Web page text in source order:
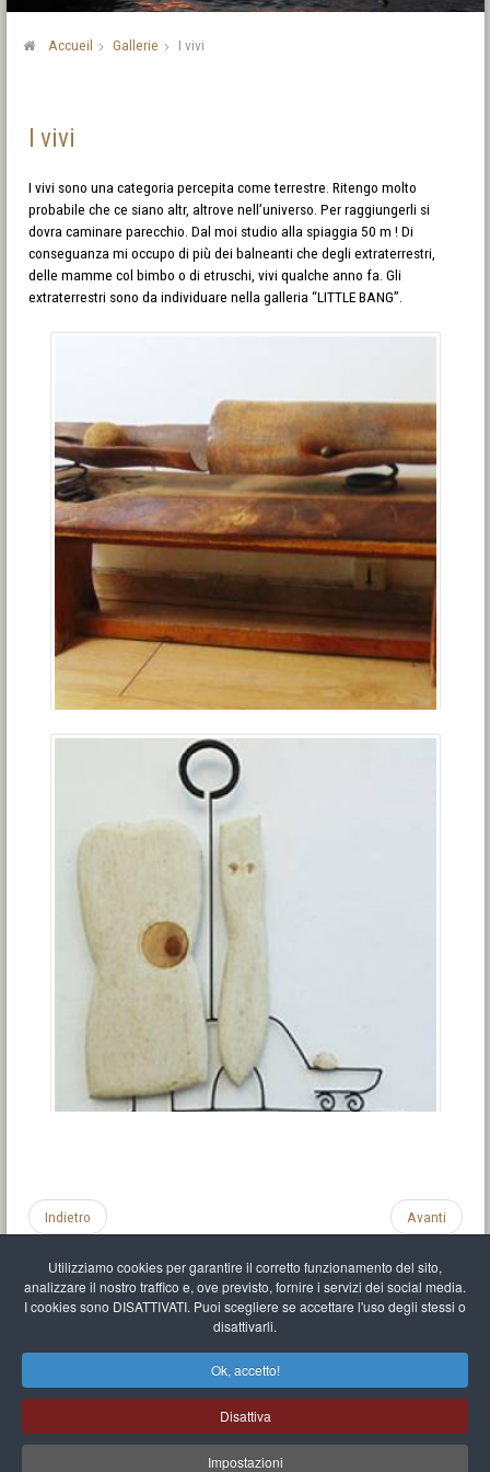
Utilizziamo cookies per garantire il corretto funzionamento del sito,
analizzare il nostro traffico e, ove previsto, fornire i servizi dei social media.
I cookies sono DISATTIVATI. Puoi scegliere se accettare l'uso degli stessi o
disattivarli.
Ok, accetto!
Disattiva
Impostazioni
Accueil Gallerie I vivi
I vivi
I vivi sono una categoria percepita come terrestre. Ritengo molto
probabile che ce siano altr, altrove nell’universo. Per raggiungerli si
dovra caminare parecchio. Dal moi studio alla spiaggia 50 m ! Di
conseguanza mi occupo di più dei balneanti che degli extraterrestri,
delle mamme col bimbo o di etruschi, vivi qualche anno fa. Gli
extraterrestri sono da individuare nella galleria “LITTLE BANG”.
Indietro Avanti
Mappa del sito
Mr Balthasar Brennenstuhl
Artista scultore e pittore
Quai Séverine Résidence Navy Club / 17 83430 Saint-Mandrier-sur-Mer,Provence-
Alpes-Côte d'Azur-France